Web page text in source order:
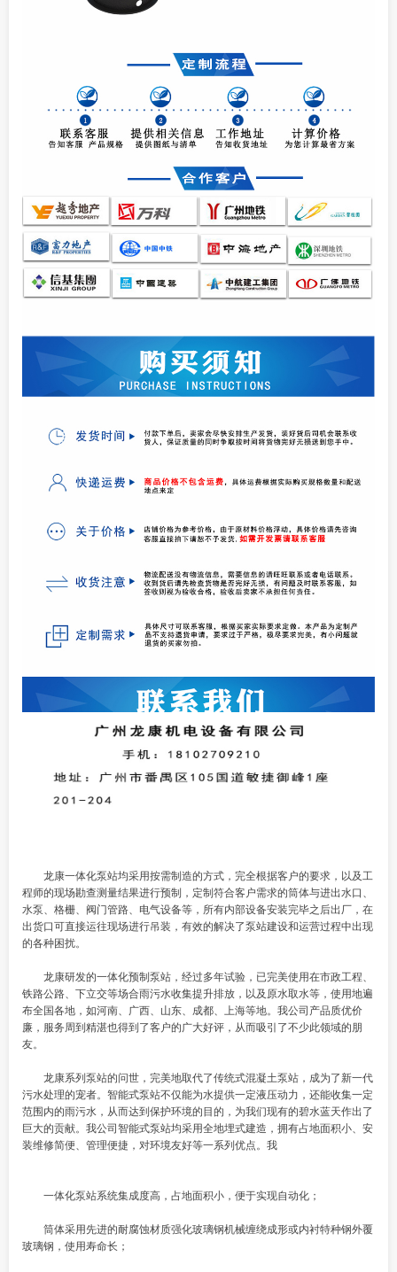
龙康一体化泵站均采用按需制造的方式，完全根据客户的要求，以及工
程师的现场勘查测量结果进行预制，定制符合客户需求的筒体与进出水口、
水泵、格栅、阀门管路、电气设备等，所有内部设备安装完毕之后出厂，在
出货口可直接运往现场进行吊装，有效的解决了泵站建设和运营过程中出现
的各种困扰。
龙康研发的一体化预制泵站，经过多年试验，已完美使用在市政工程、
铁路公路、下立交等场合雨污水收集提升排放，以及原水取水等，使用地遍
布全国各地，如河南、广西、山东、成都、上海等地。我公司产品质优价
廉，服务周到精湛也得到了客户的广大好评，从而吸引了不少此领域的朋
友。
龙康系列泵站的问世，完美地取代了传统式混凝土泵站，成为了新一代
污水处理的宠者。智能式泵站不仅能为水提供一定液压动力，还能收集一定
范围内的雨污水，从而达到保护环境的目的，为我们现有的碧水蓝天作出了
巨大的贡献。我公司智能式泵站均采用全地埋式建造，拥有占地面积小、安
装维修简便、管理便捷，对环境友好等一系列优点。我
一体化泵站系统集成度高，占地面积小，便于实现自动化；
筒体采用先进的耐腐蚀材质强化玻璃钢机械缠绕成形或内衬特种钢外覆
玻璃钢，使用寿命长；